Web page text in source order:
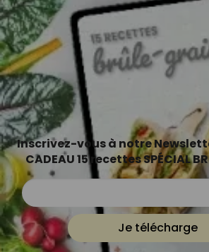
Inscrivez-vous à notre
CADEAU 15 recettes SPÉCIAL
Je télécharge